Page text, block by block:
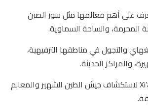
على أهم معالمها مثل سور الصين
المحرمة، والساحة السماوية.
والتجول في مناطقها الترفيهية،
والمراكز الحديثة.
زيارة مدينة Xi’an لاستكشاف جيش الطين الشهير والمعالم